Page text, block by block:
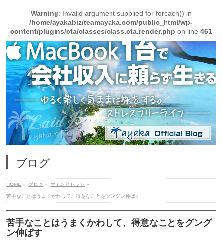
Warning: Invalid argument supplied for foreach() in
/home/ayakabiz/teamayaka.com/public_html/wp-
content/plugins/cta/classes/class.cta.render.php on line 461
ブログ
HOME » ブログ » マインドセット »
苦手なことはうまくかわして、得意なことをグングン伸ばす
苦手なことはうまくかわして、得意なことをグング
ン伸ばす